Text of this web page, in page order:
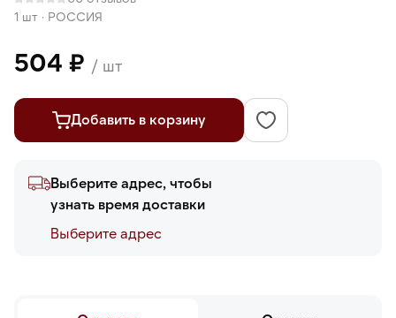
1 шт · РОССИЯ
504 ₽ / шт
Добавить в корзину
Выберите адрес, чтобы
узнать время доставки
Выберите адреc